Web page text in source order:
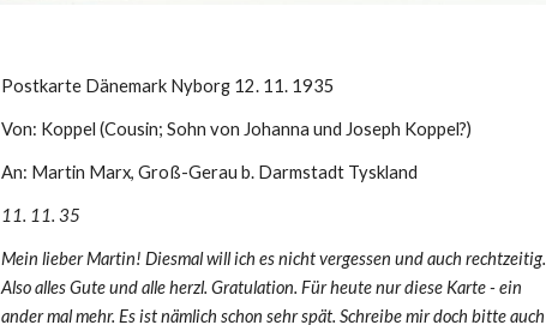
Postkarte Dänemark Nyborg 12. 11. 1935
Von: Koppel (Cousin; Sohn von Johanna und Joseph Koppel?)
An: Martin Marx, Groß-Gerau b. Darmstadt Tyskland
11. 11. 35
Mein lieber Martin! Diesmal will ich es nicht vergessen und auch rechtzeitig.
Also alles Gute und alle herzl. Gratulation. Für heute nur diese Karte - ein
ander mal mehr. Es ist nämlich schon sehr spät. Schreibe mir doch bitte auch